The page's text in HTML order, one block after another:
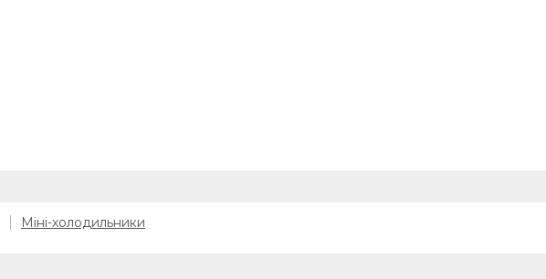
Міні-холодильники